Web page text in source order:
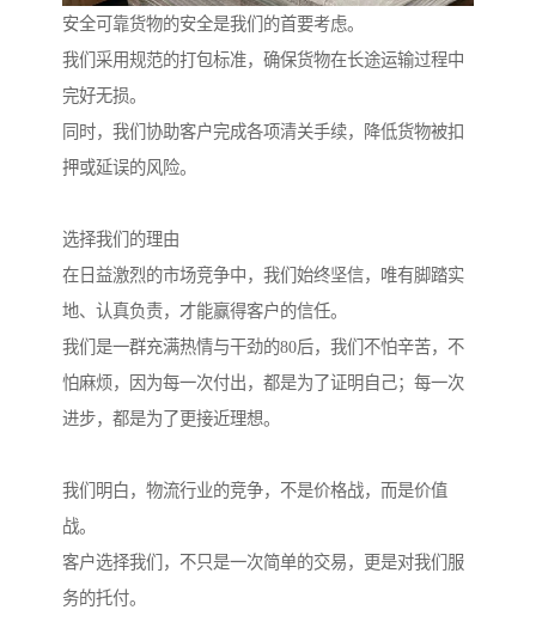
安全可靠货物的安全是我们的首要考虑。
我们采用规范的打包标准，确保货物在长途运输过程中
完好无损。
同时，我们协助客户完成各项清关手续，降低货物被扣
押或延误的风险。
选择我们的理由
在日益激烈的市场竞争中，我们始终坚信，唯有脚踏实
地、认真负责，才能赢得客户的信任。
我们是一群充满热情与干劲的80后，我们不怕辛苦，不
怕麻烦，因为每一次付出，都是为了证明自己；每一次
进步，都是为了更接近理想。
我们明白，物流行业的竞争，不是价格战，而是价值
战。
客户选择我们，不只是一次简单的交易，更是对我们服
务的托付。